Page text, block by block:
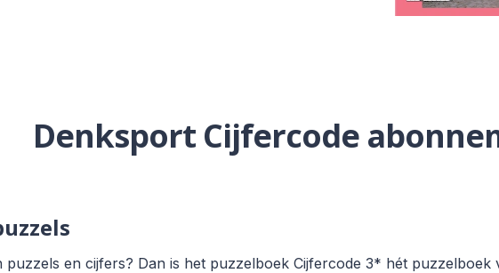
Denksport Cijfercode
puzzels en cijfers? Dan is het puzzelboek Cijfercode 3* hét puzzelboek